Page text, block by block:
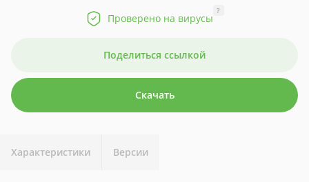
Проверено на вирусы
?
Поделиться ссылкой
Скачать
Характеристики Версии